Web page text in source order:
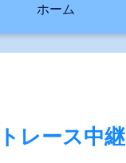
ホーム
レース中継